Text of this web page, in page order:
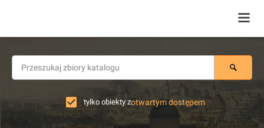
tylko obiekty zotwartym dostępem